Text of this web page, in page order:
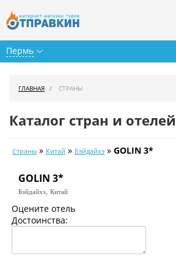
Пермь
Календарь туров
Цены дня
Страны
ГЛАВНАЯ СТРАНЫ
Каталог стран и отелей
Страны » Китай » Бэйдайхэ » GOLIN 3*
GOLIN 3*
Бэйдайхэ, Китай
Оцените отель
Достоинства: